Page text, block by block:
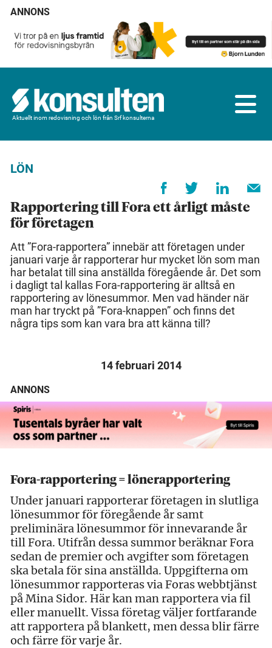
ANNONS
Aktuellt inom redovisning och lön från Srf konsulterna
LÖN
Rapportering till Fora ett årligt måste
för företagen
Att ”Fora-rapportera” innebär att företagen under
januari varje år rapporterar hur mycket lön som man
har betalat till sina anställda föregående år. Det som
i dagligt tal kallas Fora-rapportering är alltså en
rapportering av lönesummor. Men vad händer när
man har tryckt på ”Fora-knappen” och finns det
några tips som kan vara bra att känna till?
14 februari 2014
ANNONS
Fora-rapportering = lönerapportering
Under januari rapporterar företagen in slutliga
lönesummor för föregående år samt
preliminära lönesummor för innevarande år
till Fora. Utifrån dessa summor beräknar Fora
sedan de premier och avgifter som företagen
ska betala för sina anställda. Uppgifterna om
lönesummor rapporteras via Foras webbtjänst
på Mina Sidor. Här kan man rapportera via fil
eller manuellt. Vissa företag väljer fortfarande
att rapportera på blankett, men dessa blir färre
och färre för varje år.